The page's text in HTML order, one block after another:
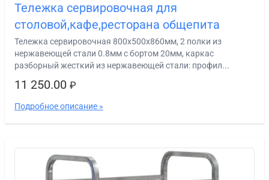
Тележка сервировочная для
столовой,кафе,ресторана общепита
Тележка сервировочная 800х500х860мм, 2 полки из
нержавеющей стали 0.8мм с бортом 20мм, каркас
разборный жесткий из нержавеющей стали: профил...
11 250.00 ₽
Подробное описание »